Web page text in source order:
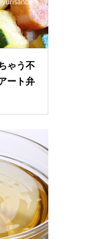
ゃう不
ート弁